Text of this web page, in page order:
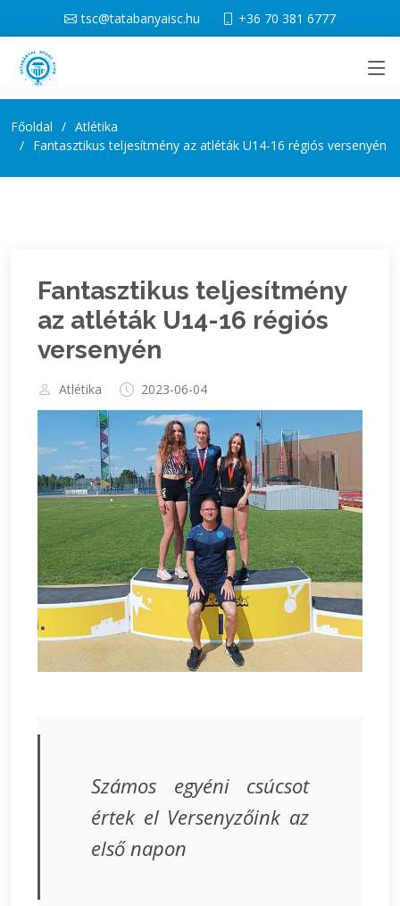
tsc@tatabanyaisc.hu +36 70 381 6777
Főoldal
Atlétika
Fantasztikus teljesítmény az atléták U14-16 régiós versenyén
Fantasztikus teljesítmény
az atléták U14-16 régiós
versenyén
Atlétika 2023-06-04
Számos egyéni csúcsot
értek el Versenyzőink az
első napon